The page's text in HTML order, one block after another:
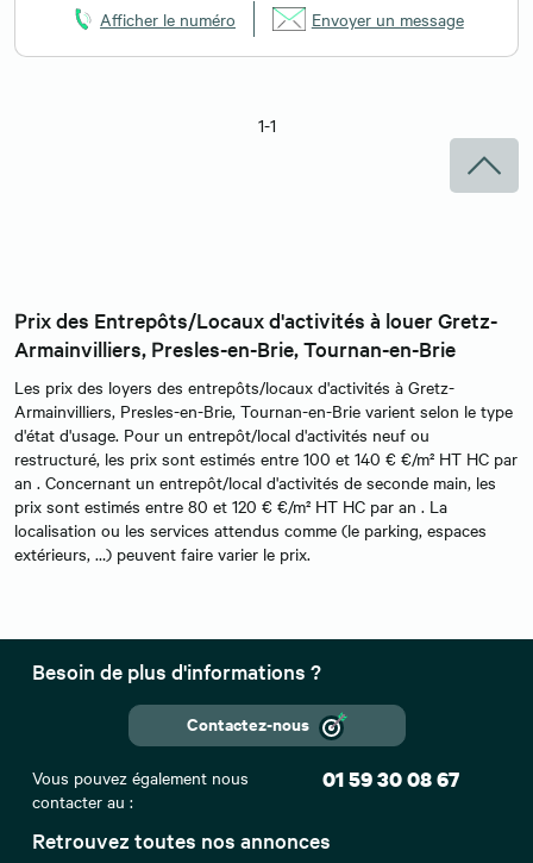
Afficher le numéro Envoyer un message
1-1
Prix des Entrepôts/Locaux d'activités à louer Gretz-
Armainvilliers, Presles-en-Brie, Tournan-en-Brie
Les prix des loyers des entrepôts/locaux d'activités à Gretz-
Armainvilliers, Presles-en-Brie, Tournan-en-Brie varient selon le type
d'état d'usage. Pour un entrepôt/local d'activités neuf ou
restructuré, les prix sont estimés entre 100 et 140 € €/m² HT HC par
an . Concernant un entrepôt/local d'activités de seconde main, les
prix sont estimés entre 80 et 120 € €/m² HT HC par an . La
localisation ou les services attendus comme (le parking, espaces
extérieurs, …) peuvent faire varier le prix.
Retrouvez toutes nos annonces
Besoin de plus d'informations ?
Contactez-nous
Vous pouvez également nous
contacter au :
01 59 30 08 67